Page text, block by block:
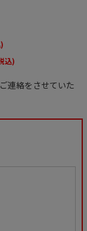
込)
連絡をさせていた